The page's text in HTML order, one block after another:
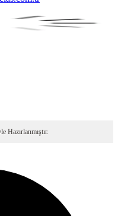
Hazırlanmıştır.